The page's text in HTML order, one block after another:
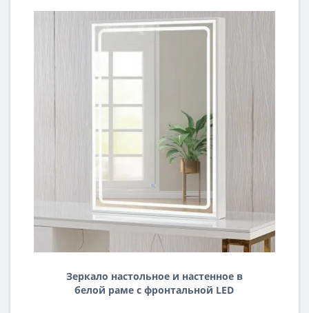
Зеркало настольное и настенное в
белой раме с фронтальной LED